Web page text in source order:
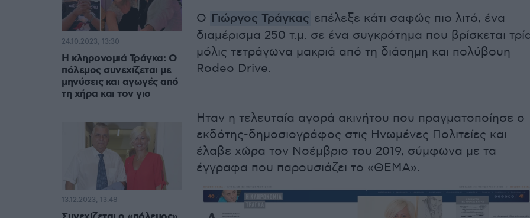
Ο Γιώργος Τράγκας επέλεξε κάτι σαφώς πιο λιτό, ένα
διαμέρισμα 250 τ.μ. σε ένα συγκρότημα που βρίσκεται
μόλις τετράγωνα μακριά από τη διάσημη και πολύβουη
Rodeo Drive.
Ηταν η τελευταία αγορά ακινήτου που πραγματοποίησε ο
εκδότης-δημοσιογράφος στις Ηνωμένες Πολιτείες και
έλαβε χώρα τον Νοέμβριο του 2019, σύμφωνα με τα
έγγραφα που παρουσιάζει το «ΘΕΜΑ».
Η κληρονομιά Τράγκα: Ο
πόλεμος συνεχίζεται με
μηνύσεις και αγωγές από
τη χήρα και τον γιο
24.10.2023, 13:30
13.12.2023, 13:48